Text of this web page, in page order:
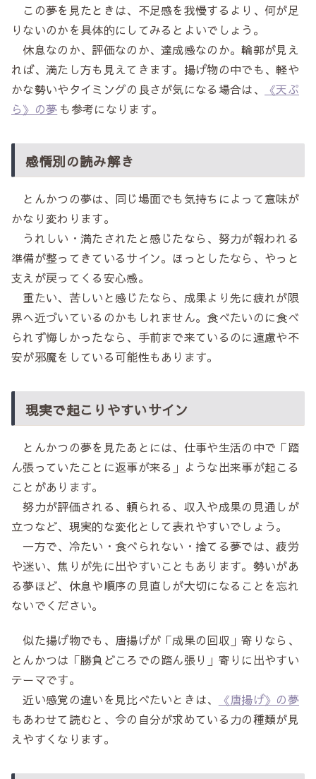
この夢を見たときは、不足感を我慢するより、何が足
りないのかを具体的にしてみるとよいでしょう。
休息なのか、評価なのか、達成感なのか。輪郭が見え
れば、満たし方も見えてきます。揚げ物の中でも、軽や
かな勢いやタイミングの良さが気になる場合は、
《天ぷ
ら》の夢 も参考になります。
感情別の読み解き
とんかつの夢は、同じ場面でも気持ちによって意味が
かなり変わります。
うれしい・満たされたと感じたなら、努力が報われる
準備が整ってきているサイン。ほっとしたなら、やっと
支えが戻ってくる安心感。
重たい、苦しいと感じたなら、成果より先に疲れが限
界へ近づいているのかもしれません。食べたいのに食べ
られず悔しかったなら、手前まで来ているのに遠慮や不
安が邪魔をしている可能性もあります。
現実で起こりやすいサイン
とんかつの夢を見たあとには、仕事や生活の中で「踏
ん張っていたことに返事が来る」ような出来事が起こる
ことがあります。
努力が評価される、頼られる、収入や成果の見通しが
立つなど、現実的な変化として表れやすいでしょう。
一方で、冷たい・食べられない・捨てる夢では、疲労
や迷い、焦りが先に出やすいこともあります。勢いがあ
る夢ほど、休息や順序の見直しが大切になることを忘れ
ないでください。
似た揚げ物でも、唐揚げが「成果の回収」寄りなら、
とんかつは「勝負どころでの踏ん張り」寄りに出やすい
テーマです。
近い感覚の違いを見比べたいときは、
《唐揚げ》の夢
もあわせて読むと、今の自分が求めている力の種類が見
えやすくなります。